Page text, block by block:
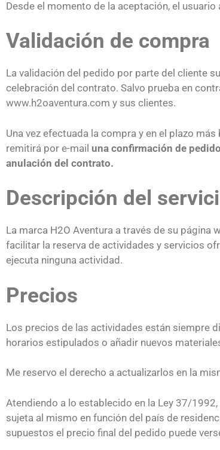
Desde el momento de la aceptación, el
Validación de compra
La validación del pedido por parte del cliente
celebración del contrato. Salvo prueba en
www.h2oaventura.com y sus clientes.
Una vez efectuada la compra y en el plazo
remitirá por e-mail una confirmación de pedido
anulación del contrato.
Descripción del
La marca H2O Aventura a través de su página
facilitar la reserva de actividades y servicios
ejecuta ninguna actividad.
Precios
Los precios de las actividades están siempre
horarios estipulados o añadir nuevos
Me reservo el derecho a actualizarlos en la
Atendiendo a lo establecido en la Ley 37/
sujeta al mismo en función del país de
supuestos el precio final del pedido puede